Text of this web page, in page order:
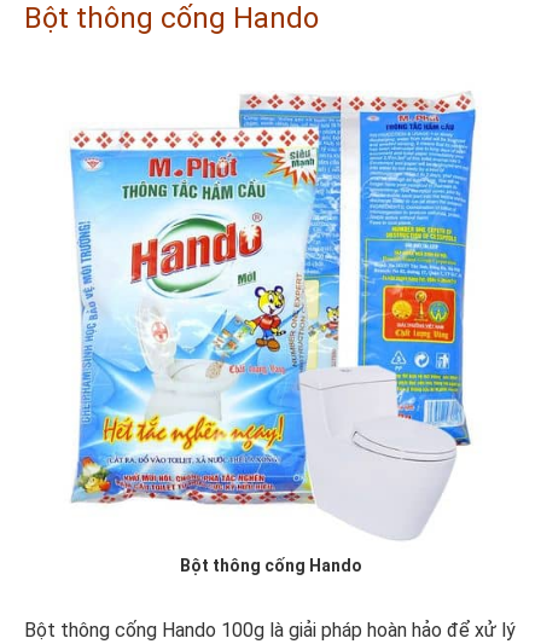
Bột thông cống Hando
Bột thông cống Hando
Bột thông cống Hando 100g là giải pháp hoàn hảo để xử lý